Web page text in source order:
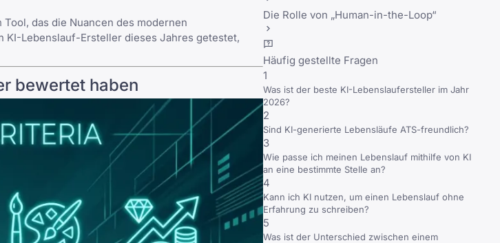
das die Nuancen des modernen
KI-Lebenslauf-Ersteller dieses Jahres getestet,
bewertet haben
Die Rolle von „Human-in-the-Loop“
Häufig gestellte Fragen
1
Was ist der beste KI-Lebenslaufersteller im Jahr
2026?
2
Sind KI-generierte Lebensläufe ATS-freundlich?
3
Wie passe ich meinen Lebenslauf mithilfe von KI
an eine bestimmte Stelle an?
4
Kann ich KI nutzen, um einen Lebenslauf ohne
Erfahrung zu schreiben?
5
Was ist der Unterschied zwischen einem